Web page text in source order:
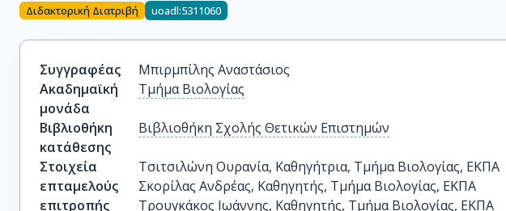
Διδακτορική Διατριβή uoadl:5311060
Συγγραφέας
Μπιρμπίλης Αναστάσιος
Ακαδημαϊκή
μονάδα
Τμήμα Βιολογίας
Βιβλιοθήκη
κατάθεσης
Βιβλιοθήκη Σχολής Θετικών Επιστημών
Στοιχεία
επταμελούς
επιτροπής
Τσιτσιλώνη Ουρανία, Καθηγήτρια, Τμήμα Βιολογίας, ΕΚΠΑ
Σκορίλας Ανδρέας, Καθηγητής, Τμήμα Βιολογίας, ΕΚΠΑ
Τρουγκάκος Ιωάννης, Καθηγητής, Τμήμα Βιολογίας, ΕΚΠΑ